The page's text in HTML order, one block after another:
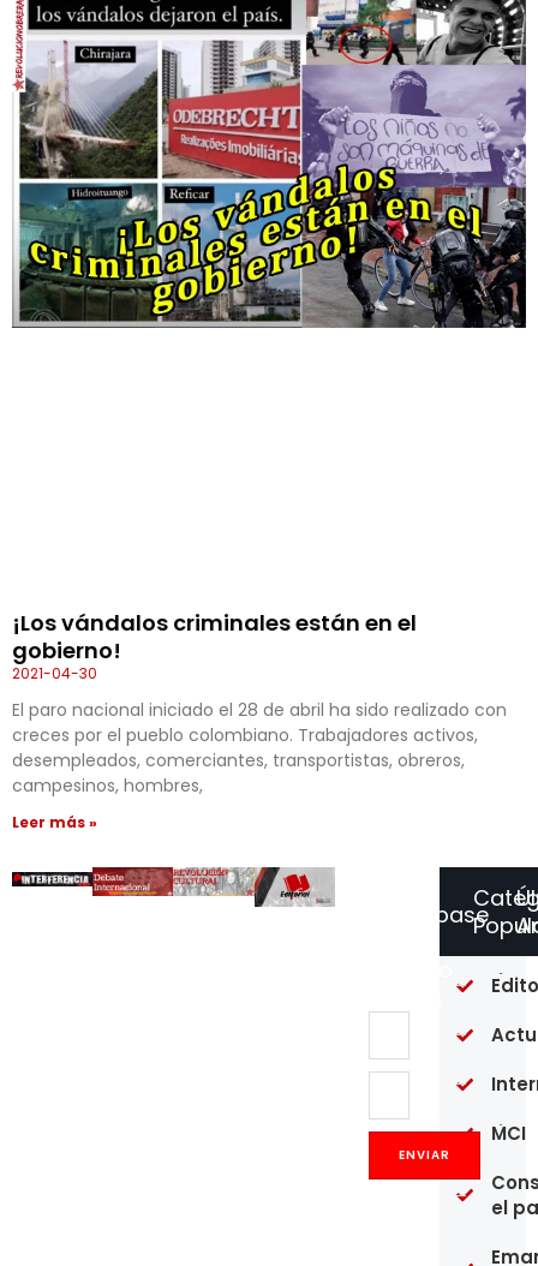
¡Los vándalos criminales están en el
gobierno!
2021-04-30
El paro nacional iniciado el 28 de abril ha sido realizado con
creces por el pueblo colombiano. Trabajadores activos,
desempleados, comerciantes, transportistas, obreros,
campesinos, hombres,
Leer más »
MCI
el
Suscríbase
ENVIAR